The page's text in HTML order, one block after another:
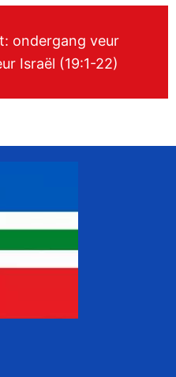
ondergang veur
Israël (19:1-22)